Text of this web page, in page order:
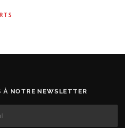
À NOTRE NEWSLETTER